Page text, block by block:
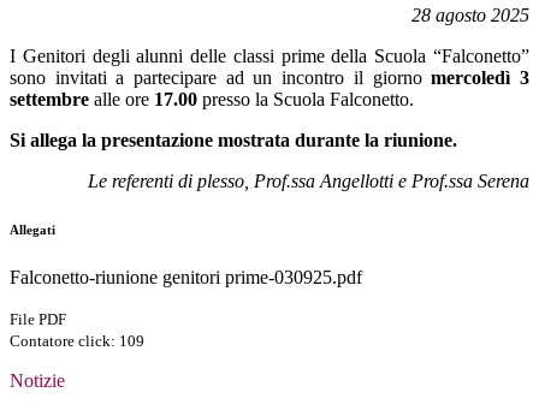
28 agosto 2025
I Genitori degli alunni delle classi prime della Scuola “Falconetto”
sono invitati a partecipare ad un incontro il giornomercoledì 3
settembre alle ore 17.00 presso la Scuola Falconetto.
Si allega la presentazione mostrata durante la riunione.
Le referenti di plesso, Prof.ssa Angellotti e Prof.ssa Serena
Allegati
Falconetto-riunione genitori prime-030925.pdf
File PDF
Contatore click: 109
Notizie